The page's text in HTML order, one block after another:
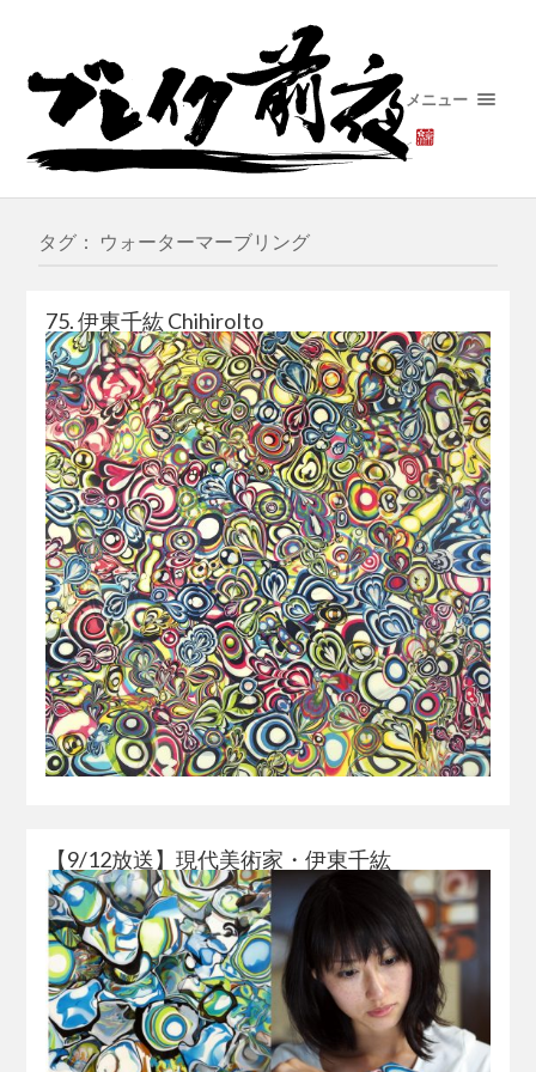
メニュー
タグ： ウォーターマーブリング
75. 伊東千紘 ChihiroIto
【9/12放送】現代美術家・伊東千紘